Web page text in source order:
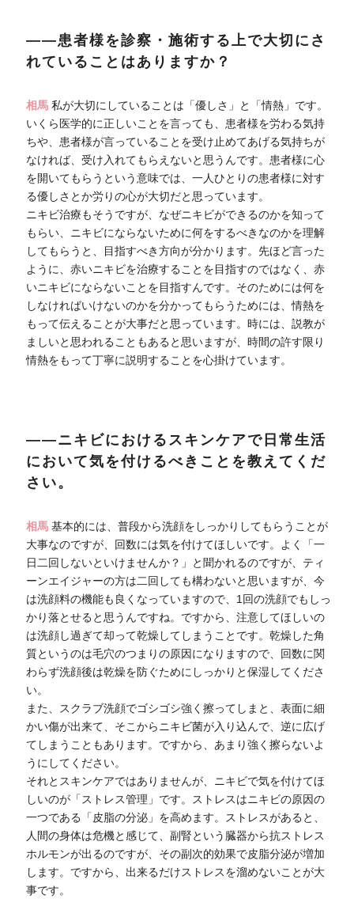
――患者様を診察・施術する上で大切にさ
れていることはありますか？
相馬私が大切にしていることは「優しさ」と「情熱」です。
いくら医学的に正しいことを言っても、患者様を労わる気持
ちや、患者様が言っていることを受け止めてあげる気持ちが
なければ、受け入れてもらえないと思うんです。患者様に心
を開いてもらうという意味では、一人ひとりの患者様に対す
る優しさとか労りの心が大切だと思っています。
ニキビ治療もそうですが、なぜニキビができるのかを知って
もらい、ニキビにならないために何をするべきなのかを理解
してもらうと、目指すべき方向が分かります。先ほど言った
ように、赤いニキビを治療することを目指すのではなく、赤
いニキビにならないことを目指すんです。そのためには何を
しなければいけないのかを分かってもらうためには、情熱を
もって伝えることが大事だと思っています。時には、説教が
ましいと思われることもあると思いますが、時間の許す限り
情熱をもって丁寧に説明することを心掛けています。
――ニキビにおけるスキンケアで日常生活
において気を付けるべきことを教えてくだ
さい。
相馬基本的には、普段から洗顔をしっかりしてもらうことが
大事なのですが、回数には気を付けてほしいです。よく「一
日二回しないといけませんか？」と聞かれるのですが、ティ
ーンエイジャーの方は二回しても構わないと思いますが、今
は洗顔料の機能も良くなっていますので、1回の洗顔でもしっ
かり落とせると思うんですね。ですから、注意してほしいの
は洗顔し過ぎて却って乾燥してしまうことです。乾燥した角
質というのは毛穴のつまりの原因になりますので、回数に関
わらず洗顔後は乾燥を防ぐためにしっかりと保湿してくださ
い。
また、スクラブ洗顔でゴシゴシ強く擦ってしまと、表面に細
かい傷が出来て、そこからニキビ菌が入り込んで、逆に広げ
てしまうこともあります。ですから、あまり強く擦らないよ
うにしてください。
それとスキンケアではありませんが、ニキビで気を付けてほ
しいのが「ストレス管理」です。ストレスはニキビの原因の
一つである「皮脂の分泌」を高めます。ストレスがあると、
人間の身体は危機と感じて、副腎という臓器から抗ストレス
ホルモンが出るのですが、その副次的効果で皮脂分泌が増加
します。ですから、出来るだけストレスを溜めないことが大
事です。